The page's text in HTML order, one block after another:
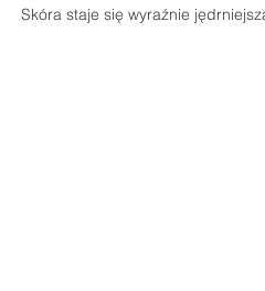
Skóra staje się wyraźnie